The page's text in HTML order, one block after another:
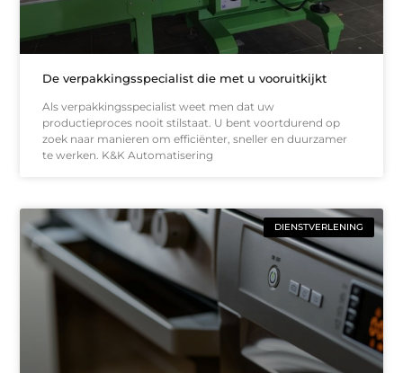
De verpakkingsspecialist die met u vooruitkijkt
Als verpakkingsspecialist weet men dat uw
productieproces nooit stilstaat. U bent voortdurend op
zoek naar manieren om efficiënter, sneller en duurzamer
te werken. K&K Automatisering
DIENSTVERLENING